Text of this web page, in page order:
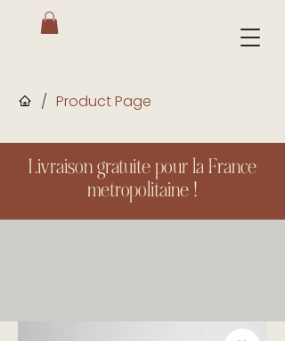
/ Product Page
Livraison gratuite pour la France
metropolitaine !